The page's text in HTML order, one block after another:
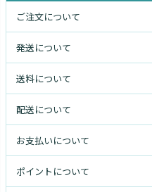
ご注文について
発送について
送料について
配送について
お支払いについて
ポイントについて